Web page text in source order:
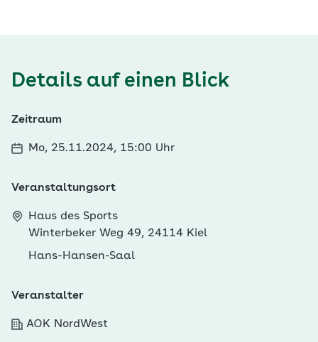
Details auf einen Blick
Zeitraum
Mo, 25.11.2024, 15:00 Uhr
Veranstaltungsort
Haus des Sports
Winterbeker Weg 49, 24114 Kiel
Hans-Hansen-Saal
Veranstalter
AOK NordWest